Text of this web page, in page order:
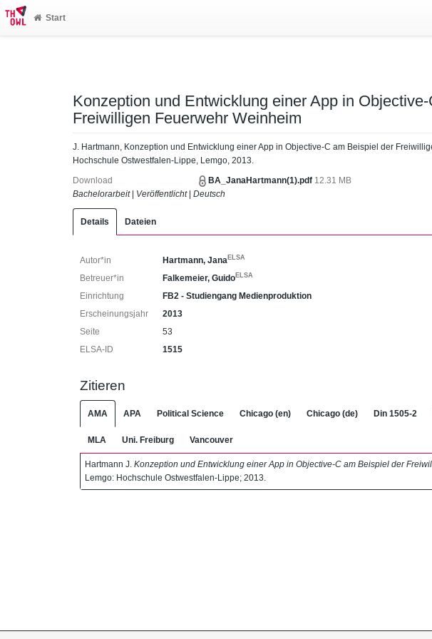
Start
Konzeption und Entwicklung einer App in
Freiwilligen Feuerwehr Weinheim
J. Hartmann, Konzeption und Entwicklung einer App in Objective-C am Beispiel der
Hochschule Ostwestfalen-Lippe, Lemgo, 2013.
Download BA_JanaHartmann(1).pdf 12.31 MB
Bachelorarbeit| Veröffentlicht| Deutsch
Details Dateien
Autor*in Hartmann, JanaELSA
Betreuer*in Falkemeier, GuidoELSA
Einrichtung
FB2 - Studiengang Medienproduktion
Erscheinungsjahr
2013
Seite
53
ELSA-ID
1515
Zitieren
AMA APA Political Science Chicago (en) Chicago (de) Din 1505-2
MLA Uni. Freiburg Vancouver
Hartmann J. Konzeption und Entwicklung einer App in Objective-C am Beispiel der
Lemgo: Hochschule Ostwestfalen-Lippe; 2013.